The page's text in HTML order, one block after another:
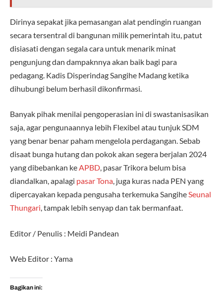
Dirinya sepakat jika pemasangan alat pendingin ruangan
secara tersentral di bangunan milik pemerintah itu, patut
disiasati dengan segala cara untuk menarik minat
pengunjung dan dampaknnya akan baik bagi para
pedagang. Kadis Disperindag Sangihe Madang ketika
dihubungi belum berhasil dikonfirmasi.
Banyak pihak menilai pengoperasian ini di swastanisasikan
saja, agar pengunaannya lebih Flexibel atau tunjuk SDM
yang benar benar paham mengelola perdagangan. Sebab
disaat bunga hutang dan pokok akan segera berjalan 2024
yang dibebankan keAPBD, pasar Trikora belum bisa
diandalkan, apalagi pasar Tona, juga kuras nada PEN yang
dipercayakan kepada pengusaha terkemuka SangiheSeunal
Thungari, tampak lebih senyap dan tak bermanfaat.
Editor / Penulis : Meidi Pandean
Web Editor : Yama
Bagikan ini: